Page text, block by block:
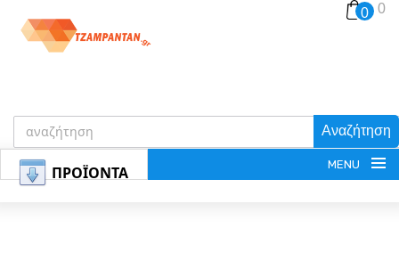
Αναζήτηση
0 0
ΠΡΟΪΟΝΤΑ MENU